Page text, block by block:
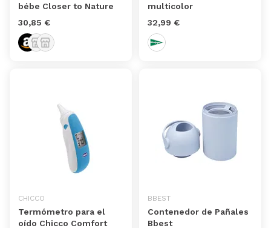
bébe Closer to Nature
30,85 €
multicolor
32,99 €
CHICCO
Termómetro para el
oído Chicco Comfort
BBEST
Contenedor de Pañales
Bbest